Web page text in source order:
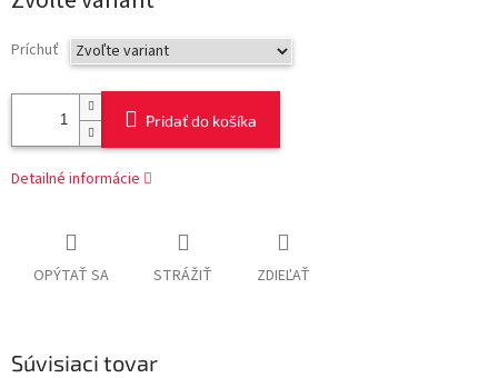
cena:
Príchuť
Pridať do košíka
Detailné informácie
OPÝTAŤ SA STRÁŽIŤ ZDIEĽAŤ
Súvisiaci tovar